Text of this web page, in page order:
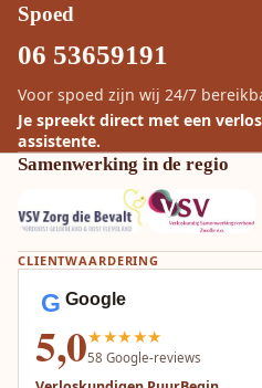
Spoed
06 53659191
Voor spoed zijn wij 24/7
Je spreekt direct met een
assistente.
Samenwerking in de regio
CLIENTWAARDERING
G Google
5,0★★★★★
58 Google-reviews